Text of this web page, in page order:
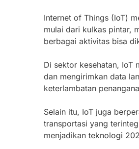
Internet of Things (IoT)
mulai dari kulkas pintar,
berbagai aktivitas bisa
Di sektor kesehatan, IoT
dan mengirimkan data
keterlambatan
Selain itu, IoT juga
transportasi yang
menjadikan teknologi